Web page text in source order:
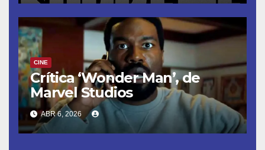
CINE
Crítica ‘Wonder Man’, de
Marvel Studios
ABR 6, 2026